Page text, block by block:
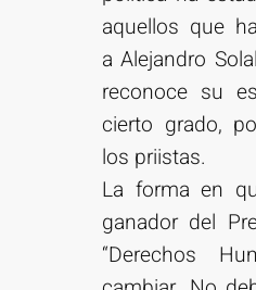
aquellos que
a Alejandro
reconoce su
cierto grado,
los priistas.
La forma en
ganador del
“Derechos